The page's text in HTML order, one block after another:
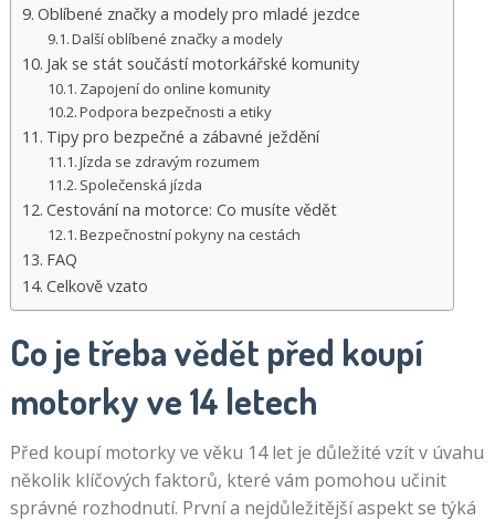
Oblíbené značky a modely pro mladé jezdce
Další oblíbené značky a modely
Jak se stát součástí motorkářské komunity
Zapojení do online komunity
Podpora bezpečnosti a etiky
Tipy pro bezpečné a zábavné ježdění
Jízda se zdravým rozumem
Společenská jízda
Cestování na motorce: Co musíte vědět
Bezpečnostní pokyny na cestách
FAQ
Celkově vzato
Co je třeba vědět před koupí
motorky ve 14 letech
Před koupí motorky ve věku 14 let je důležité vzít v úvahu
několik klíčových faktorů, které vám pomohou učinit
správné rozhodnutí. První a nejdůležitější aspekt se týká